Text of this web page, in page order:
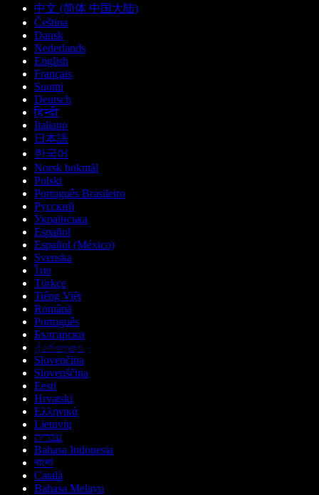
中文 (简体 中国大陆)
Čeština
Dansk
Nederlands
English
Français
Suomi
Deutsch
हिन्दी
Italiano
日本語
한국어
Norsk bokmål
Polski
Português Brasileiro
Русский
Українська
Español
Español (México)
Svenska
ไทย
Türkçe
Tiếng Việt
Română
Português
Български
ქართული
Slovenčina
Slovenščina
Eesti
Hrvatski
Ελληνικά
Lietuvių
עברית
Bahasa Indonesia
বাংলা
Català
Bahasa Melayu